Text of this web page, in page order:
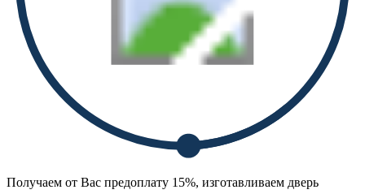
Получаем от Вас предоплату 15%, изготавливаем дверь